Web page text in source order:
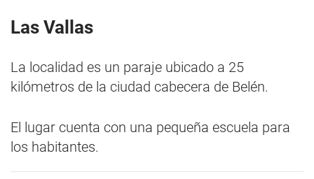
Las Vallas
La localidad es un paraje ubicado a 25
kilómetros de la ciudad cabecera de Belén.
El lugar cuenta con una pequeña escuela para
los habitantes.